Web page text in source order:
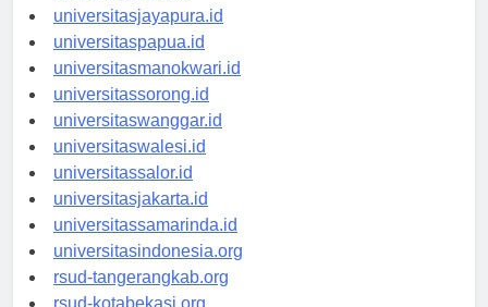
universitassofifi.id
universitasjayapura.id
universitaspapua.id
universitasmanokwari.id
universitassorong.id
universitaswanggar.id
universitaswalesi.id
universitassalor.id
universitasjakarta.id
universitassamarinda.id
universitasindonesia.org
rsud-tangerangkab.org